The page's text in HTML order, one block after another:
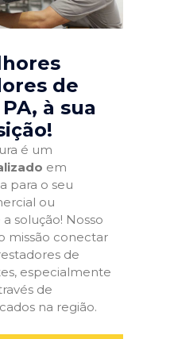
de
, à sua
é um
em
para o seu
ou
solução! Nosso
missão conectar
de
especialmente
de
na região.